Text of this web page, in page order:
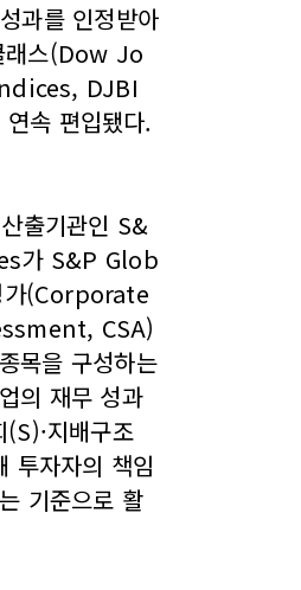
과를 인정받아
래스(Dow Jo
DJBI
속 편입됐다.
출기관인 S&
가 S&P Glob
가(Corporate
CSA)
목을 구성하는
의 재무 성과
지배구조
투자자의 책임
기준으로 활